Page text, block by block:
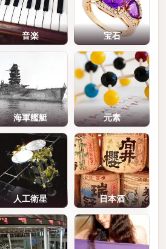
音楽 宝石
海軍艦艇 元素
人工衛星 日本酒